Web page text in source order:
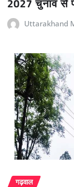
Uttarakhand
गढ़वाल